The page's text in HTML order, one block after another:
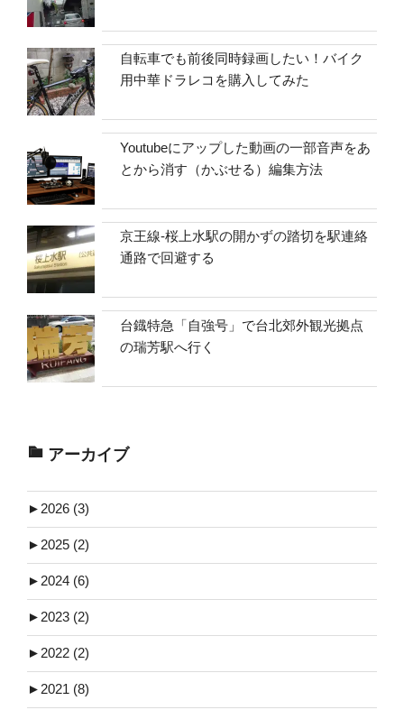
自転車でも前後同時録画したい！バイク
用中華ドラレコを購入してみた
Youtubeにアップした動画の一部音声をあ
とから消す（かぶせる）編集方法
京王線-桜上水駅の開かずの踏切を駅連絡
通路で回避する
台鐡特急「自強号」で台北郊外観光拠点
の瑞芳駅へ行く
アーカイブ
► 2026 (3)
► 2025 (2)
► 2024 (6)
► 2023 (2)
► 2022 (2)
► 2021 (8)